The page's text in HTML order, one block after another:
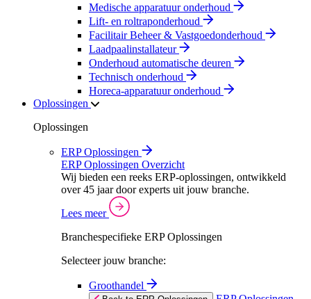
Medische apparatuur onderhoud
Lift- en roltraponderhoud
Facilitair Beheer & Vastgoedonderhoud
Laadpaalinstallateur
Onderhoud automatische deuren
Technisch onderhoud
Horeca-apparatuur onderhoud
Oplossingen
Oplossingen
ERP Oplossingen
ERP Oplossingen Overzicht
Wij bieden een reeks ERP-oplossingen, ontwikkeld
over 45 jaar door experts uit jouw branche.
Lees meer
Branchespecifieke ERP Oplossingen
Selecteer jouw branche:
Groothandel